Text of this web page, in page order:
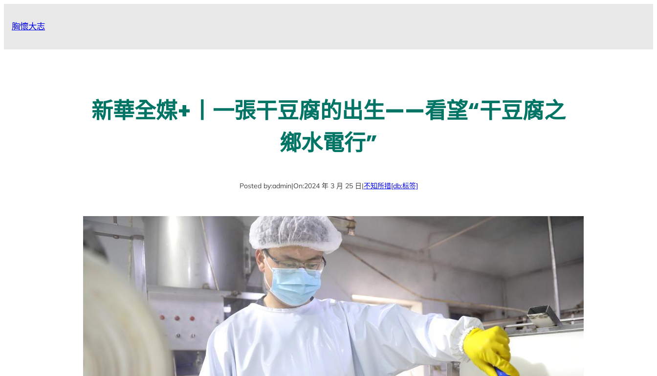
胸懷大志
新華全媒+丨一張干豆腐的出生——看望“干豆腐之
鄉水電行”
Posted by:admin|On:2024 年 3 月 25 日|不知所措[db:标签]